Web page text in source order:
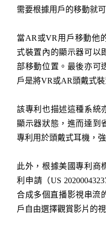
需要根據用戶的移動就
當AR或VR用戶移動他
式裝置內的顯示器可以
部移動位置。最後亦可
戶是將VR或AR頭戴式
該專利也描述這種系統
顯示器狀態，進而達到
專利用於頭戴式耳機，
此外，根據美國專利商
利申請（US
合成多個直播影視串流
戶自由選擇觀賞影片的視